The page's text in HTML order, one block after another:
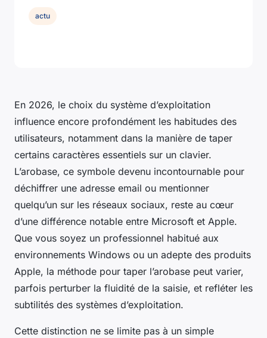
En 2026, le choix du système d’exploitation
influence encore profondément les habitudes des
utilisateurs, notamment dans la manière de taper
certains caractères essentiels sur un clavier.
L’arobase, ce symbole devenu incontournable pour
déchiffrer une adresse email ou mentionner
quelqu’un sur les réseaux sociaux, reste au cœur
d’une différence notable entre Microsoft et Apple.
Que vous soyez un professionnel habitué aux
environnements Windows ou un adepte des produits
Apple, la méthode pour taper l’arobase peut varier,
parfois perturber la fluidité de la saisie, et refléter les
subtilités des systèmes d’exploitation.
Cette distinction ne se limite pas à un simple
actu